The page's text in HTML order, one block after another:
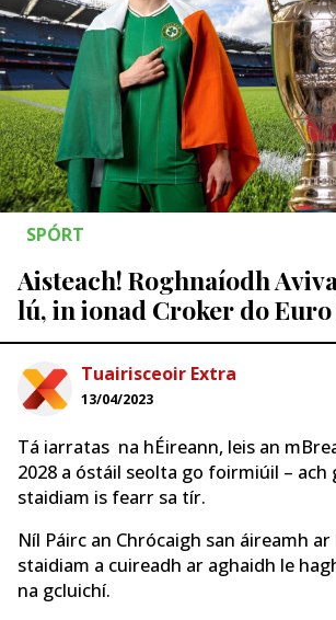
SPÓRT
Aisteach! Roghnaíodh
lú, in ionad Croker do
Tuairisceoir Extra
13/04/2023
Tá iarratas na hÉireann, leis an
2028 a óstáil seolta go foirmiúil – ach
staidiam is fearr sa tír.
Níl Páirc an Chrócaigh san áireamh
staidiam a cuireadh ar aghaidh le
na gcluichí.